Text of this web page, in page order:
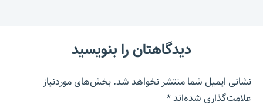
دیدگاهتان را بنویسید
نشانی ایمیل شما منتشر نخواهد شد.بخش‌های موردنیاز
علامت‌گذاری شده‌اند*